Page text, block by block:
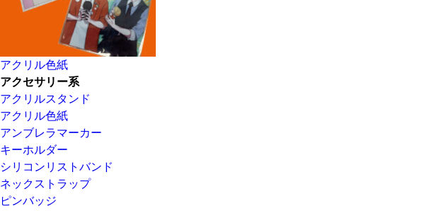
アクリル色紙
アクセサリー系
アクリルスタンド
アクリル色紙
アンブレラマーカー
キーホルダー
シリコンリストバンド
ネックストラップ
ピンバッジ